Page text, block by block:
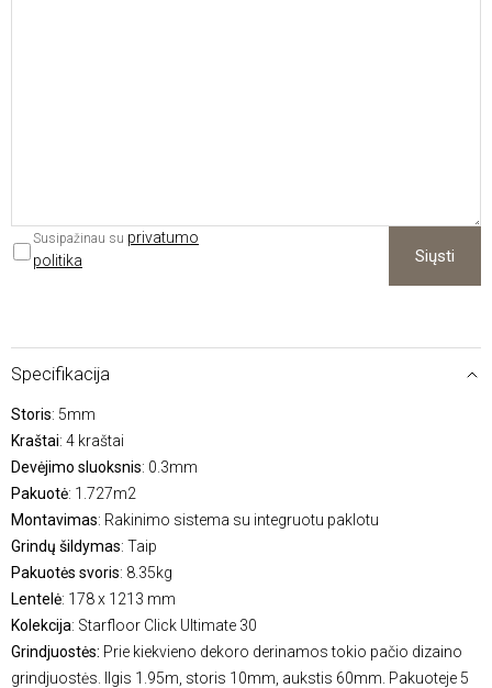
Susipažinau su privatumo
politika
Siųsti
Specifikacija
Storis: 5mm
Kraštai: 4 kraštai
Devėjimo sluoksnis: 0.3mm
Pakuotė: 1.727m2
Montavimas: Rakinimo sistema su integruotu paklotu
Grindų šildymas: Taip
Pakuotės svoris: 8.35kg
Lentelė: 178 x 1213 mm
Kolekcija: Starfloor Click Ultimate 30
Grindjuostės: Prie kiekvieno dekoro derinamos tokio pačio dizaino
grindjuostės. Ilgis 1.95m, storis 10mm, aukstis 60mm. Pakuoteje 5